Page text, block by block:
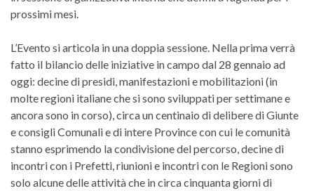
prossimi mesi.
L’Evento si articola in una doppia sessione. Nella prima verrà
fatto il bilancio delle iniziative in campo dal 28 gennaio ad
oggi: decine di presidi, manifestazioni e mobilitazioni (in
molte regioni italiane che si sono sviluppati per settimane e
ancora sono in corso), circa un centinaio di delibere di Giunte
e consigli Comunali e di intere Province con cui le comunità
stanno esprimendo la condivisione del percorso, decine di
incontri con i Prefetti, riunioni e incontri con le Regioni sono
solo alcune delle attività che in circa cinquanta giorni di